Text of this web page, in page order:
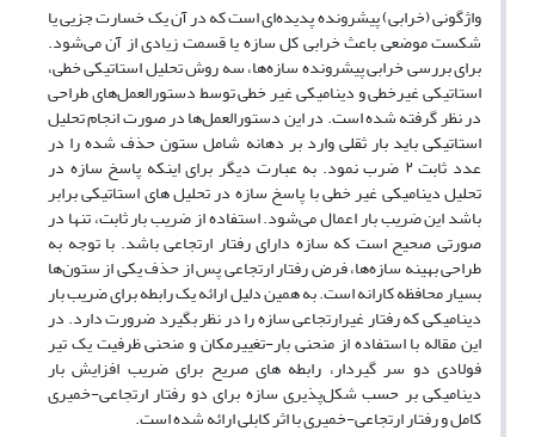
واژگونی (خرابی) پیشرونده پدیده‌ای است که در آن یک خسارت جزیی یا
شکست موضعی باعث خرابی کل سازه یا قسمت زیادی از آن می‌شود.
برای بررسی خرابی پیشرونده سازه‌ها، سه روش تحلیل استاتیکی خطی،
استاتیکی غیرخطی و دینامیکی غیر خطی توسط دستورالعمل‌های طراحی
در نظر گرفته شده است. در این دستورالعمل‌ها در صورت انجام تحلیل
استاتیکی باید بار ثقلی وارد بر دهانه شامل ستون حذف شده را در
عدد ثابت ۲ ضرب نمود. به عبارت دیگر برای اینکه پاسخ سازه در
تحلیل دینامیکی غیر خطی با پاسخ سازه در تحلیل های استاتیکی برابر
باشد این ضریب بار اعمال می‌شود. استفاده از ضریب بار ثابت، تنها در
صورتی صحیح است که سازه دارای رفتار ارتجاعی باشد. با توجه به
طراحی بهینه سازه‌ها، فرض رفتار ارتجاعی پس از حذف یکی از ستون‌ها
بسیار محافظه کارانه است. به همین دلیل ارائه یک رابطه برای ضریب بار
دینامیکی که رفتار غیرارتجاعی سازه را در نظر بگیرد ضرورت دارد. در
این مقاله با استفاده از منحنی بار-تغییرمکان و منحنی ظرفیت یک تیر
فولادی دو سر گیردار، رابطه های صریح برای ضریب افزایش بار
دینامیکی بر حسب شکل‌پذیری سازه برای دو رفتار ارتجاعی-خمیری
کامل و رفتار ارتجاعی-خمیری با اثر کابلی ارائه شده است.